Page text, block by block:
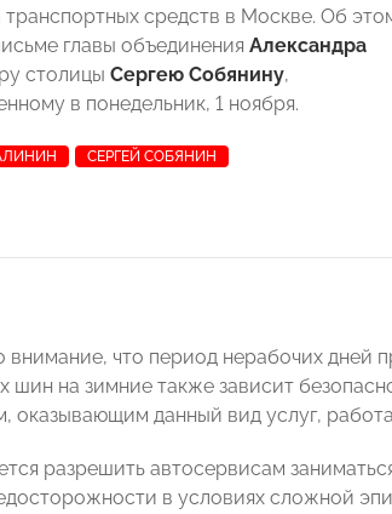
транспортных средств в Москве. Об
главы объединения Александра
столицы Сергею Собянину,
в понедельник, 1 ноября.
СЕРГЕЙ СОБЯНИН
внимание, что период нерабочих дней
шин на зимние также зависит
оказывающим данный вид услуг,
разрешить автосервисам
в условиях сложной